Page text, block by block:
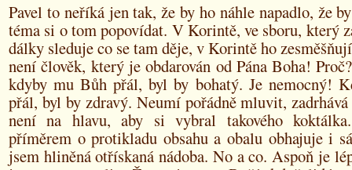
Pavel to neříká jen tak, že by ho náhle napadlo, že
téma si o tom popovídat. V Korintě, ve sboru, který
dálky sleduje co se tam děje, v Korintě ho
není člověk, který je obdarován od Pána Boha!
kdyby mu Bůh přál, byl by bohatý. Je nemocný!
přál, byl by zdravý. Neumí pořádně mluvit,
není na hlavu, aby si vybral takového
příměrem o protikladu obsahu a obalu obhajuje i
jsem hliněná otřískaná nádoba. No a co. Aspoň je